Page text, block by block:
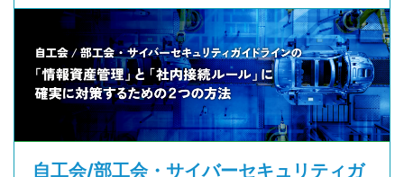
自工会/部工会・サイバーセキュリティガ